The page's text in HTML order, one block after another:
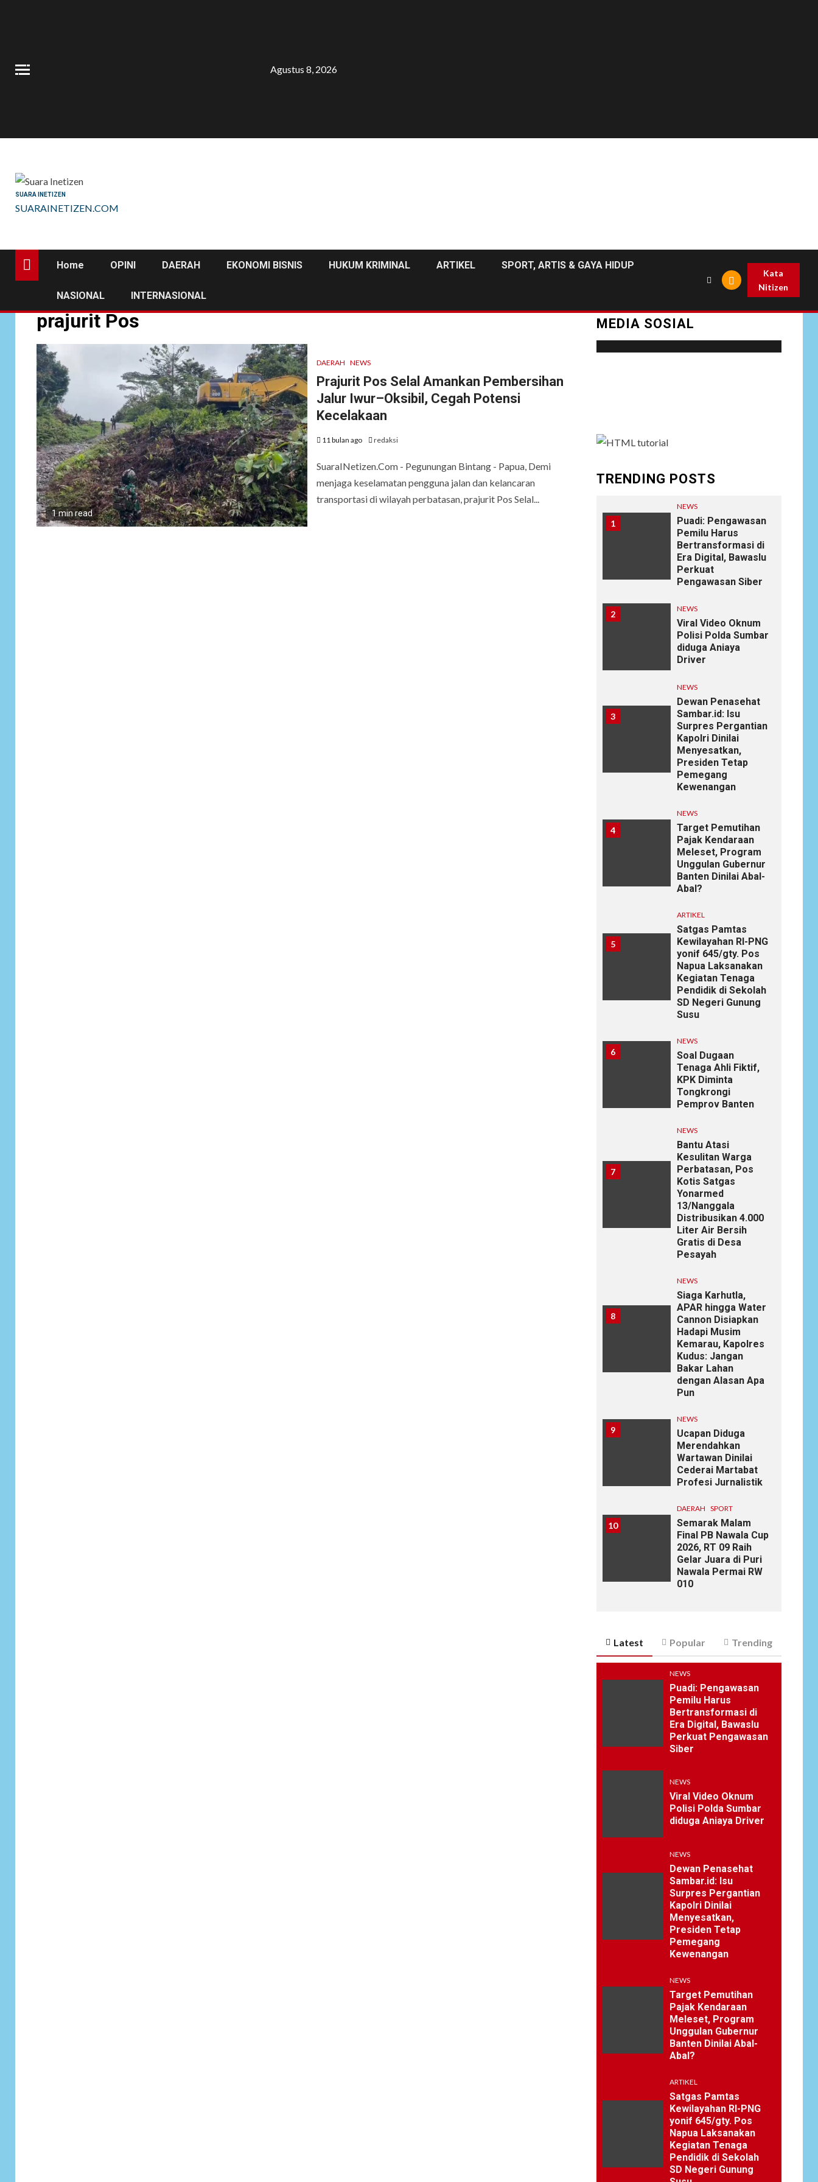
Agustus 8, 2026
SUARA INETIZEN
SUARAINETIZEN.COM
Home OPINI DAERAH EKONOMI BISNIS HUKUM KRIMINAL ARTIKEL SPORT, ARTIS & GAYA HIDUP
NASIONAL INTERNASIONAL
Kata
Nitizen
prajurit Pos
1 min read
DAERAH NEWS
Prajurit Pos Selal Amankan Pembersihan
Jalur Iwur–Oksibil, Cegah Potensi
Kecelakaan
11 bulan ago redaksi
SuaraINetizen.Com - Pegunungan Bintang - Papua, Demi
menjaga keselamatan pengguna jalan dan kelancaran
transportasi di wilayah perbatasan, prajurit Pos Selal...
MEDIA SOSIAL
TRENDING POSTS
1
NEWS
Puadi: Pengawasan
Pemilu Harus
Bertransformasi di
Era Digital, Bawaslu
Perkuat
Pengawasan Siber
2 NEWS
Viral Video Oknum
Polisi Polda Sumbar
diduga Aniaya
Driver
3
NEWS
Dewan Penasehat
Sambar.id: Isu
Surpres Pergantian
Kapolri Dinilai
Menyesatkan,
Presiden Tetap
Pemegang
Kewenangan
4
NEWS
Target Pemutihan
Pajak Kendaraan
Meleset, Program
Unggulan Gubernur
Banten Dinilai Abal-
Abal?
5
ARTIKEL
Satgas Pamtas
Kewilayahan RI-PNG
yonif 645/gty. Pos
Napua Laksanakan
Kegiatan Tenaga
Pendidik di Sekolah
SD Negeri Gunung
Susu
6
NEWS
Soal Dugaan
Tenaga Ahli Fiktif,
KPK Diminta
Tongkrongi
Pemprov Banten
7
NEWS
Bantu Atasi
Kesulitan Warga
Perbatasan, Pos
Kotis Satgas
Yonarmed
13/Nanggala
Distribusikan 4.000
Liter Air Bersih
Gratis di Desa
Pesayah
8
NEWS
Siaga Karhutla,
APAR hingga Water
Cannon Disiapkan
Hadapi Musim
Kemarau, Kapolres
Kudus: Jangan
Bakar Lahan
dengan Alasan Apa
Pun
9
NEWS
Ucapan Diduga
Merendahkan
Wartawan Dinilai
Cederai Martabat
Profesi Jurnalistik
10
DAERAH SPORT
Semarak Malam
Final PB Nawala Cup
2026, RT 09 Raih
Gelar Juara di Puri
Nawala Permai RW
010
Latest Popular Trending
NEWS
Puadi: Pengawasan
Pemilu Harus
Bertransformasi di
Era Digital, Bawaslu
Perkuat Pengawasan
Siber
NEWS
Viral Video Oknum
Polisi Polda Sumbar
diduga Aniaya Driver
NEWS
Dewan Penasehat
Sambar.id: Isu
Surpres Pergantian
Kapolri Dinilai
Menyesatkan,
Presiden Tetap
Pemegang
Kewenangan
NEWS
Target Pemutihan
Pajak Kendaraan
Meleset, Program
Unggulan Gubernur
Banten Dinilai Abal-
Abal?
ARTIKEL
Satgas Pamtas
Kewilayahan RI-PNG
yonif 645/gty. Pos
Napua Laksanakan
Kegiatan Tenaga
Pendidik di Sekolah
SD Negeri Gunung